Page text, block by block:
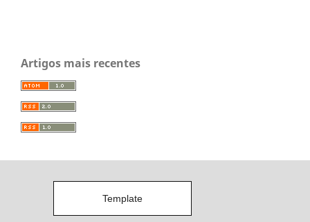
Artigos mais recentes
Template